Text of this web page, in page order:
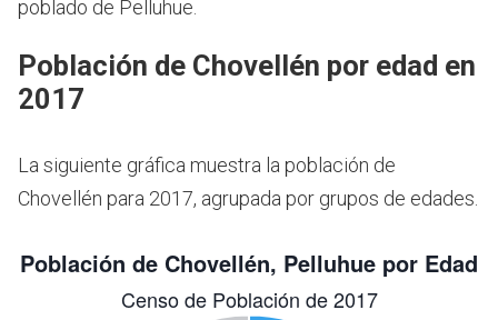
poblado de Pelluhue.
Población de Chovellén por edad en
2017
La siguiente gráfica muestra la población de
Chovellén para 2017, agrupada por grupos de edades.